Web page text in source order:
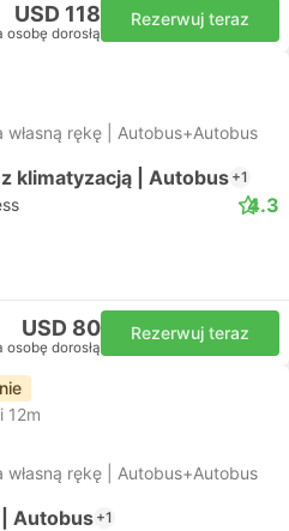
USD 118
osobę dorosłą
Rezerwuj teraz
własną rękę | Autobus+Autobus
klimatyzacją | Autobus +1
4.3
USD 80
osobę dorosłą
Rezerwuj teraz
12m
własną rękę | Autobus+Autobus
Autobus+1